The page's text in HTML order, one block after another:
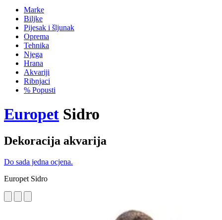
Marke
Biljke
Pijesak i šljunak
Oprema
Tehnika
Njega
Hrana
Akvariji
Ribnjaci
% Popusti
Europet Sidro
Dekoracija akvarija
Do sada jedna ocjena.
Europet Sidro